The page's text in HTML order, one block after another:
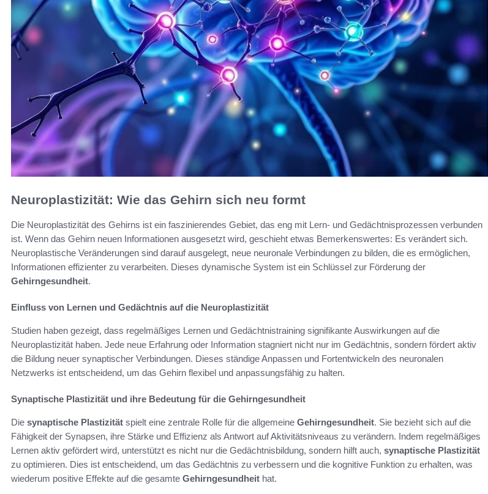
Neuroplastizität: Wie das Gehirn sich neu formt
Die Neuroplastizität des Gehirns ist ein faszinierendes Gebiet, das eng mit Lern- und Gedächtnisprozessen verbunden
ist. Wenn das Gehirn neuen Informationen ausgesetzt wird, geschieht etwas Bemerkenswertes: Es verändert sich.
Neuroplastische Veränderungen sind darauf ausgelegt, neue neuronale Verbindungen zu bilden, die es ermöglichen,
Informationen effizienter zu verarbeiten. Dieses dynamische System ist ein Schlüssel zur Förderung der
Gehirngesundheit.
Einfluss von Lernen und Gedächtnis auf die Neuroplastizität
Studien haben gezeigt, dass regelmäßiges Lernen und Gedächtnistraining signifikante Auswirkungen auf die
Neuroplastizität haben. Jede neue Erfahrung oder Information stagniert nicht nur im Gedächtnis, sondern fördert aktiv
die Bildung neuer synaptischer Verbindungen. Dieses ständige Anpassen und Fortentwickeln des neuronalen
Netzwerks ist entscheidend, um das Gehirn flexibel und anpassungsfähig zu halten.
Synaptische Plastizität und ihre Bedeutung für die Gehirngesundheit
Die synaptische Plastizität spielt eine zentrale Rolle für die allgemeine Gehirngesundheit. Sie bezieht sich auf die
Fähigkeit der Synapsen, ihre Stärke und Effizienz als Antwort auf Aktivitätsniveaus zu verändern. Indem regelmäßiges
Lernen aktiv gefördert wird, unterstützt es nicht nur die Gedächtnisbildung, sondern hilft auch, synaptische Plastizität
zu optimieren. Dies ist entscheidend, um das Gedächtnis zu verbessern und die kognitive Funktion zu erhalten, was
wiederum positive Effekte auf die gesamte Gehirngesundheit hat.